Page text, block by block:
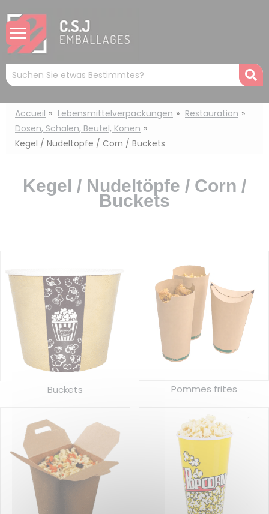
Mots
clés
:
Accueil Lebensmittelverpackungen
Restauration
Dosen, Schalen, Beutel, Konen
Kegel / Nudeltöpfe / Corn / Buckets
Kegel / Nudeltöpfe / Corn /
Buckets
Buckets Pommes frites